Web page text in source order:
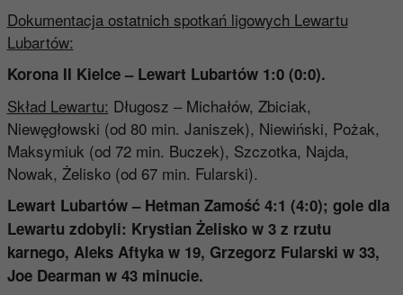
Dokumentacja ostatnich spotkań ligowych Lewartu
Lubartów:
Korona II Kielce – Lewart Lubartów 1:0 (0:0).
Skład Lewartu: Długosz – Michałów, Zbiciak,
Niewęgłowski (od 80 min. Janiszek), Niewiński, Pożak,
Maksymiuk (od 72 min. Buczek), Szczotka, Najda,
Nowak, Żelisko (od 67 min. Fularski).
Lewart Lubartów – Hetman Zamość 4:1 (4:0); gole dla
Lewartu zdobyli: Krystian Żeliskow 3 z rzutu
karnego, Aleks Aftykaw 19, Grzegorz Fularski w 33,
Joe Dearmanw 43 minucie.